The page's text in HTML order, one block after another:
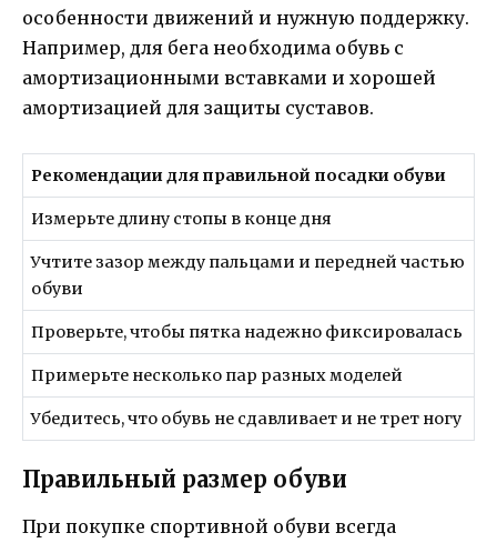
особенности движений и нужную поддержку.
Например, для бега необходима обувь с
амортизационными вставками и хорошей
амортизацией для защиты суставов.
Рекомендации для правильной посадки обуви
Измерьте длину стопы в конце дня
Учтите зазор между пальцами и передней частью
обуви
Проверьте, чтобы пятка надежно фиксировалась
Примерьте несколько пар разных моделей
Убедитесь, что обувь не сдавливает и не трет ногу
Правильный размер обуви
При покупке спортивной обуви всегда